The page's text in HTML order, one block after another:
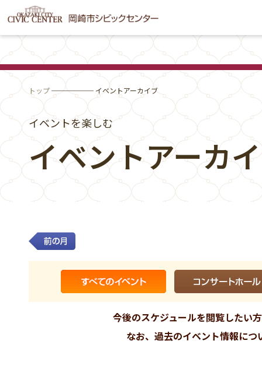
トップ────── イベントアーカイブ
イベントを楽しむ
イベントアーカ
今後のスケジュールを閲覧したい
なお、過去のイベント情報に